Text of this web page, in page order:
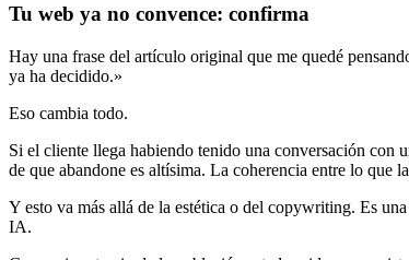
Tu web ya no convence: confirma
Hay una frase del artículo original que me quedé
ya ha decidido.»
Eso cambia todo.
Si el cliente llega habiendo tenido una conversación con
de que abandone es altísima. La coherencia entre lo
Y esto va más allá de la estética o del copywriting. Es
IA.